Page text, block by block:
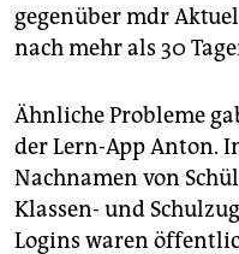
gegenüber mdr
nach mehr als 30
Ähnliche Probleme
der Lern-App Anton.
Nachnamen von
Klassen- und
Logins waren